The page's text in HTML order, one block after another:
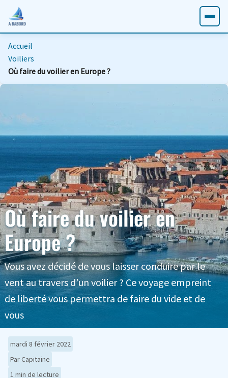
Accueil
Voiliers
Où faire du voilier en Europe ?
Où faire du voilier en
Europe ?
Vous avez décidé de vous laisser conduire par le
vent au travers d’un voilier ? Ce voyage empreint
de liberté vous permettra de faire du vide et de
vous
mardi 8 février 2022
Par Capitaine
1 min de lecture